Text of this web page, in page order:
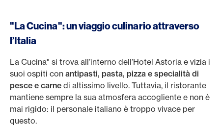
"La Cucina": un viaggio culinario attraverso
l’Italia
La Cucina" si trova all’interno dell’Hotel Astoria e vizia i
suoi ospiti con antipasti, pasta, pizza e specialità di
pesce e carne di altissimo livello. Tuttavia, il ristorante
mantiene sempre la sua atmosfera accogliente e non è
mai rigido: il personale italiano è troppo vivace per
questo.